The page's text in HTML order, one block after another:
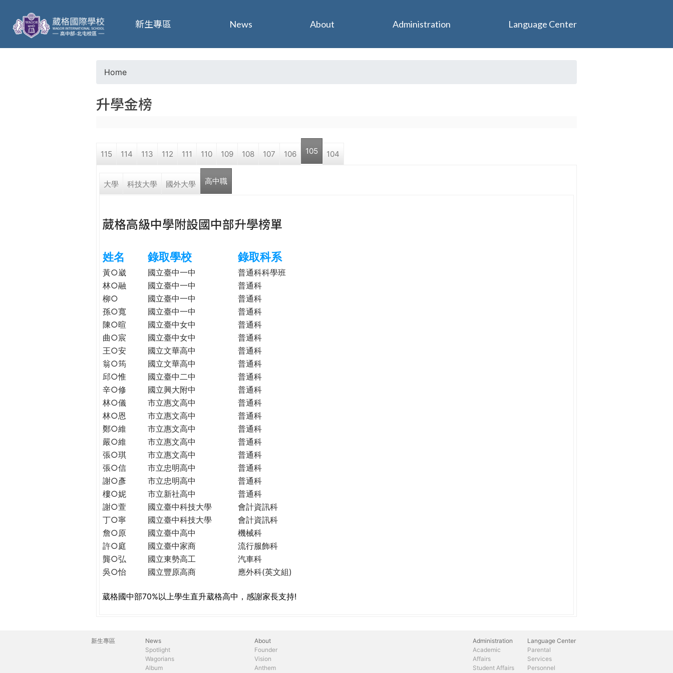
葳
格
o
a
r
h
e
r
e
Home
升學金榜
115 114 113 112 111 110 109 108 107 106 105 104
大學 科技大學 國外大學 高中職
葳格高級中學附設國中部升學榜單
姓名 錄取學校 錄取科系
黃○崴 國立臺中一中
普通科科學班
林○融
國立臺中一中
普通科
柳○
國立臺中一中
普通科
孫○寬
國立臺中一中
普通科
陳○暄
國立臺中女中
普通科
曲○宸
國立臺中女中
普通科
王○安
國立文華高中
普通科
翁○筠
國立文華高中
普通科
邱○惟
國立臺中二中
普通科
辛○修
國立興大附中
普通科
林○儀
市立惠文高中
普通科
林○恩
市立惠文高中
普通科
鄭○維
市立惠文高中
普通科
嚴○維
市立惠文高中
普通科
張○琪
市立惠文高中
普通科
張○信
市立忠明高中
普通科
謝○彥
市立忠明高中
普通科
樓○妮
市立新社高中
普通科
謝○萱
國立臺中科技大學
會計資訊科
丁○寧
國立臺中科技大學
會計資訊科
詹○原
國立臺中高中
機械科
許○庭
國立臺中家商
流行服飾科
龔○弘
國立東勢高工
汽車科
吳○怡
國立豐原高商 應外科(英文組)
葳格國中部70%以上學生直升葳格高中，感謝家長支持!
新生專區 News About Administration Language Center
主
新生專區
News
Spotlight
Wagorians
Album
About
Founder
Vision
Anthem
Administration
Academic
Affairs
Student Affairs
Parental
Services
Personnel
Language Center